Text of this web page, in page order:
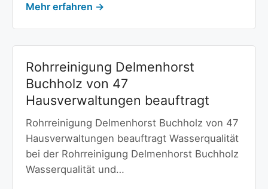
Mehr erfahren →
Rohrreinigung Delmenhorst
Buchholz von 47
Hausverwaltungen beauftragt
Rohrreinigung Delmenhorst Buchholz von 47
Hausverwaltungen beauftragt Wasserqualität
bei der Rohrreinigung Delmenhorst Buchholz
Wasserqualität und…